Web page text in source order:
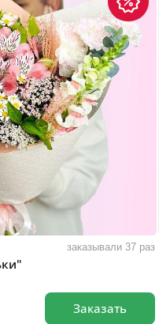
заказывали 37 раз
Заказать